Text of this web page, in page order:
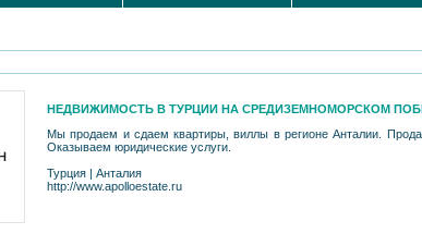
НЕДВИЖИМОСТЬ В ТУРЦИИ НА СРЕДИЗЕМНОМОРСКОМ
Мы продаем и сдаем квартиры, виллы в регионе Анталии.
Оказываем юридические услуги.
Турция | Анталия
http://www.apolloestate.ru